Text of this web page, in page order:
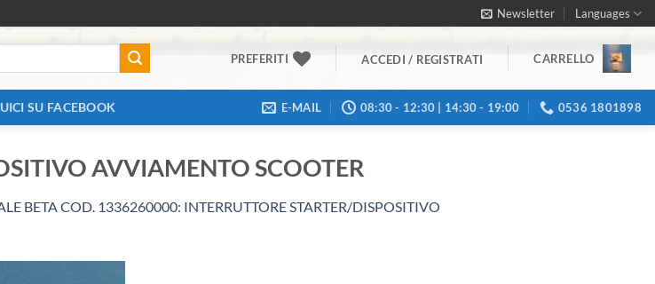
Newsletter Languages
PREFERITI ACCEDI / REGISTRATI CARRELLO
SU FACEBOOK E-MAIL 08:30 - 12:30 | 14:30 - 19:00 0536 1801898
AVVIAMENTO SCOOTER
BETA COD. 1336260000: INTERRUTTORE STARTER/DISPOSITIVO